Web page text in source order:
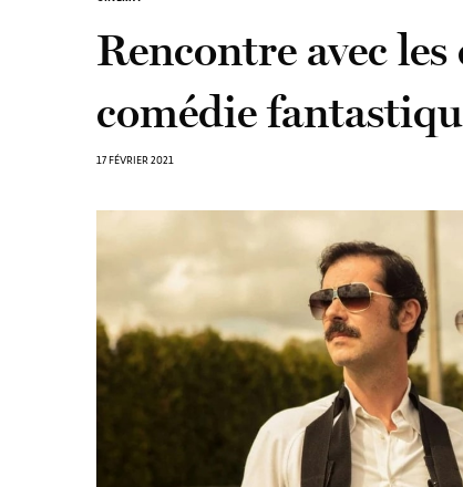
Rencontre avec
comédie
17 FÉVRIER 2021